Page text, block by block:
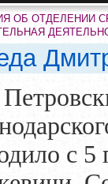
ОБ ОТДЕЛЕНИИ
с 5